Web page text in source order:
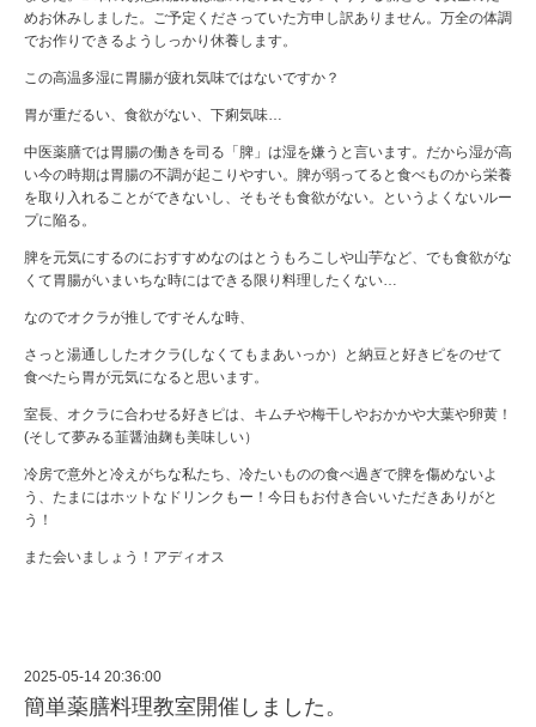
めお休みしました。ご予定くださっていた方申し訳ありません。万全の体調
でお作りできるようしっかり休養します。
この高温多湿に胃腸が疲れ気味ではないですか？
胃が重だるい、食欲がない、下痢気味…
中医薬膳では胃腸の働きを司る「脾」は湿を嫌うと言います。だから湿が高
い今の時期は胃腸の不調が起こりやすい。脾が弱ってると食べものから栄養
を取り入れることができないし、そもそも食欲がない。というよくないルー
プに陥る。
脾を元気にするのにおすすめなのはとうもろこしや山芋など、でも食欲がな
くて胃腸がいまいちな時にはできる限り料理したくない…
なのでオクラが推しですそんな時、
さっと湯通ししたオクラ(しなくてもまあいっか）と納豆と好きピをのせて
食べたら胃が元気になると思います。
室長、オクラに合わせる好きピは、キムチや梅干しやおかかや大葉や卵黄！
(そして夢みる韮醤油麹も美味しい）
冷房で意外と冷えがちな私たち、冷たいものの食べ過ぎで脾を傷めないよ
う、たまにはホットなドリンクもー！今日もお付き合いいただきありがと
う！
また会いましょう！アディオス
2025-05-14 20:36:00
簡単薬膳料理教室開催しました。